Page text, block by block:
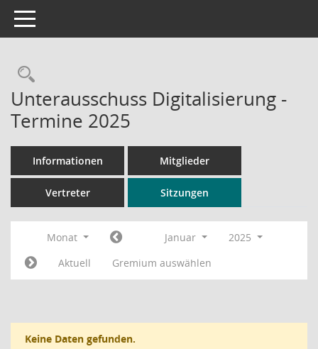
Toggle navigation
Rechercheauswahl
Unterausschuss Digitalisierung -
Termine 2025
Informationen Mitglieder
Vertreter Sitzungen
Monat Januar
2025
Aktuell
Gremium auswählen
Keine Daten gefunden.